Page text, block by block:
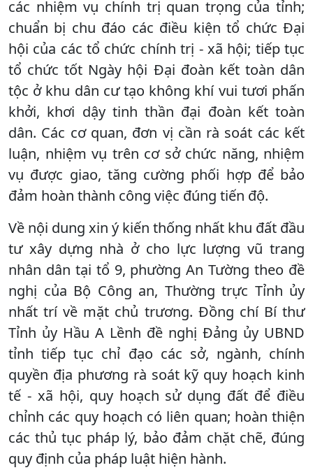
các nhiệm vụ chính trị quan trọng của tỉnh;
chuẩn bị chu đáo các điều kiện tổ chức Đại
hội của các tổ chức chính trị - xã hội; tiếp tục
tổ chức tốt Ngày hội Đại đoàn kết toàn dân
tộc ở khu dân cư tạo không khí vui tươi phấn
khởi, khơi dậy tinh thần đại đoàn kết toàn
dân. Các cơ quan, đơn vị cần rà soát các kết
luận, nhiệm vụ trên cơ sở chức năng, nhiệm
vụ được giao, tăng cường phối hợp để bảo
đảm hoàn thành công việc đúng tiến độ.
Về nội dung xin ý kiến thống nhất khu đất đầu
tư xây dựng nhà ở cho lực lượng vũ trang
nhân dân tại tổ 9, phường An Tường theo đề
nghị của Bộ Công an, Thường trực Tỉnh ủy
nhất trí về mặt chủ trương. Đồng chí Bí thư
Tỉnh ủy Hầu A Lềnh đề nghị Đảng ủy UBND
tỉnh tiếp tục chỉ đạo các sở, ngành, chính
quyền địa phương rà soát kỹ quy hoạch kinh
tế - xã hội, quy hoạch sử dụng đất để điều
chỉnh các quy hoạch có liên quan; hoàn thiện
các thủ tục pháp lý, bảo đảm chặt chẽ, đúng
quy định của pháp luật hiện hành.